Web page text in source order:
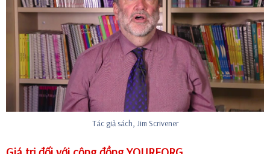
Tác giả sách, Jim Scrivener